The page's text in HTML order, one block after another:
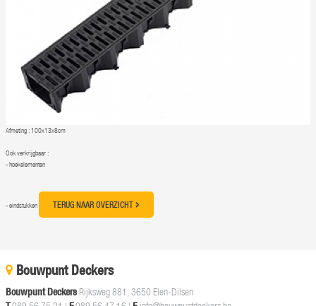
Afmeting : 100x13x8cm
Ook verkrijgbaar :
- hoekelementen
- eindstukken TERUG NAAR OVERZICHT
Bouwpunt Deckers
Bouwpunt Deckers Rijksweg 881, 3650 Elen-Dilsen